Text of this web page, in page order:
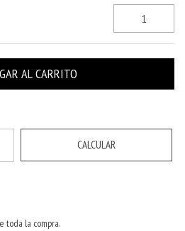
CALCULAR
toda la compra.